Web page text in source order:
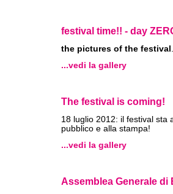
festival time!! - day
the pictures of the festival
...vedi la gallery
The festival is coming!
18 luglio 2012: il festival sta
pubblico e alla stampa!
...vedi la gallery
Assemblea Generale di